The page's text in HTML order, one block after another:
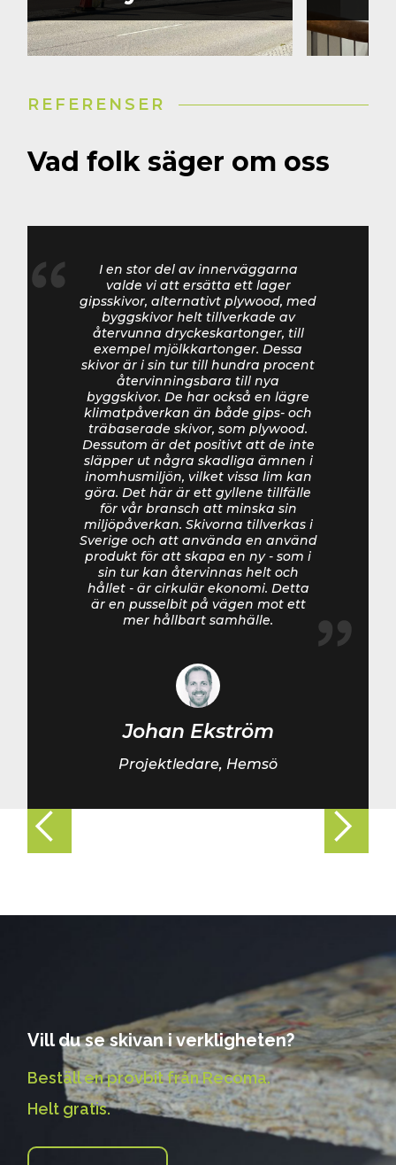
universitet
REFERENSER
Vad folk säger om oss
I en stor del av innerväggarna
valde vi att ersätta ett lager
gipsskivor, alternativt plywood, med
byggskivor helt tillverkade av
återvunna dryckeskartonger, till
exempel mjölkkartonger. Dessa
skivor är i sin tur till hundra procent
återvinningsbara till nya
byggskivor. De har också en lägre
klimatpåverkan än både gips- och
träbaserade skivor, som plywood.
Dessutom är det positivt att de inte
släpper ut några skadliga ämnen i
inomhusmiljön, vilket vissa lim kan
göra. Det här är ett gyllene tillfälle
för vår bransch att minska sin
miljöpåverkan. Skivorna tillverkas i
Sverige och att använda en använd
produkt för att skapa en ny - som i
sin tur kan återvinnas helt och
hållet - är cirkulär ekonomi. Detta
är en pusselbit på vägen mot ett
mer hållbart samhälle.
Johan Ekström
Projektledare, Hemsö
Vill du se skivan i verkligheten?
Beställ en provbit från Recoma.
Helt gratis.